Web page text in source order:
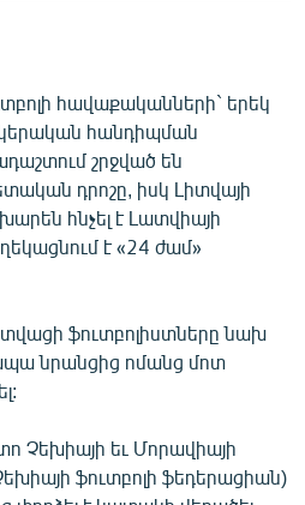
հավաքականների` երեկ
հանդիպման
շրջված են
դրոշը, իսկ Լիտվայի
հնչել է Լատվիայի
է «24 ժամ»
ֆուտբոլիստները նախ
նրանցից ոմանց մոտ
Չեխիայի եւ Մորավիայի
ֆուտբոլի ֆեդերացիան)